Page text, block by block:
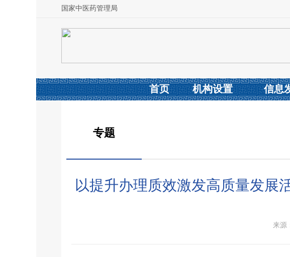
国家中医药管理局
首页 机构设置 信息
专题
以提升办理质效激发高质量发
来源